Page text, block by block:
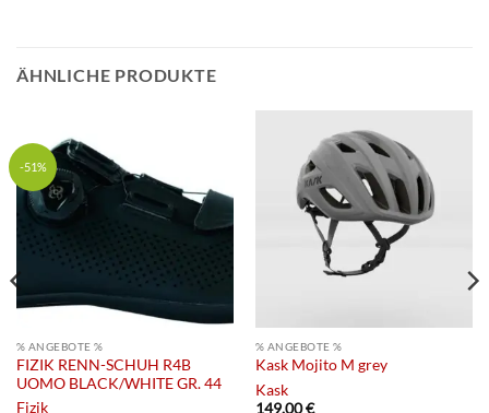
ÄHNLICHE PRODUKTE
-51%
% ANGEBOTE %
FIZIK RENN-SCHUH R4B
UOMO BLACK/WHITE GR. 44
Fizik
% ANGEBOTE %
Kask Mojito M grey
Kask
149,00€